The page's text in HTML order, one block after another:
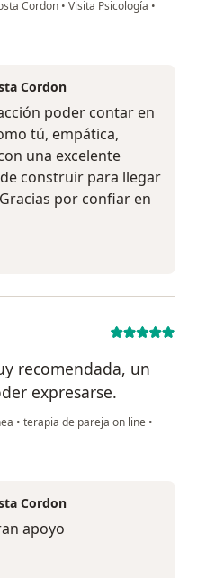
Cordon • Visita Psicología •
Cordon
poder contar en
tú, empática,
una excelente
construir para llegar
por confiar en
recomendada, un
expresarse.
• terapia de pareja on line •
Cordon
apoyo